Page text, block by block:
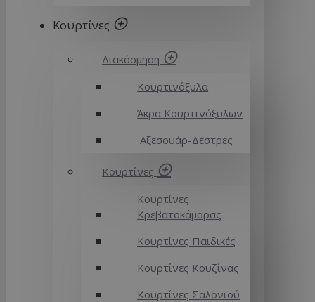
Κουρτίνες
Διακόσμηση
Κουρτινόξυλα
Άκρα Κουρτινόξυλων
Αξεσουάρ-Δέστρες
Κουρτίνες
Κουρτίνες
Κρεβατοκάμαρας
Κουρτίνες Παιδικές
Κουρτίνες Κουζίνας
Κουρτίνες Σαλονιού